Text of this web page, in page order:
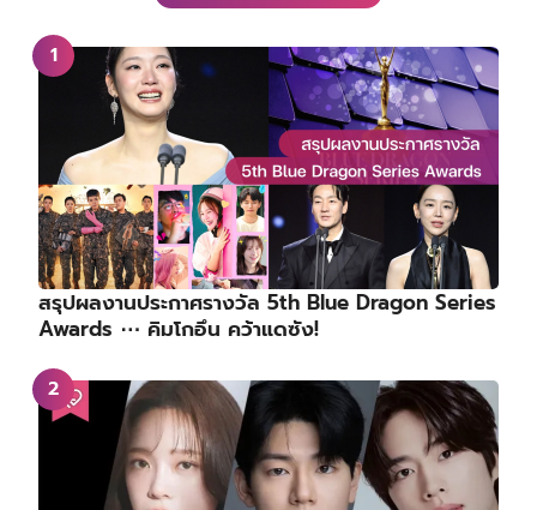
สรุปผลงานประกาศรางวัล 5th Blue Dragon Series
Awards ⋯ คิมโกอึน คว้าแดซัง!